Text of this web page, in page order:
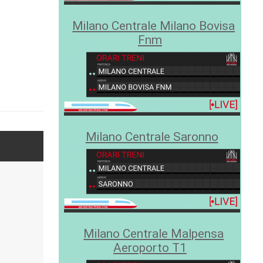
Milano Centrale Milano Bovisa
Fnm
Milano Centrale Saronno
Milano Centrale Malpensa
Aeroporto T1